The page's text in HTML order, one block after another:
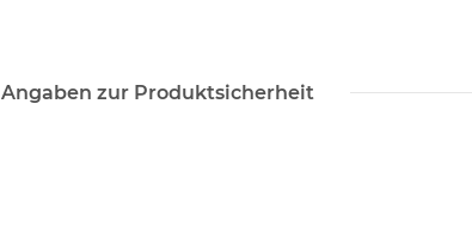
Angaben zur Produktsicherheit